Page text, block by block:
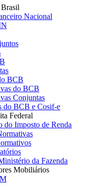
Nacional
BCB
do BCB
Conjuntas
do BCB e Cosif-e
Federal
do Imposto de Renda
da Fazenda
Mobiliários